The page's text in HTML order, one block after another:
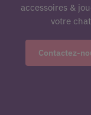
accessoires &
votre
Contactez-